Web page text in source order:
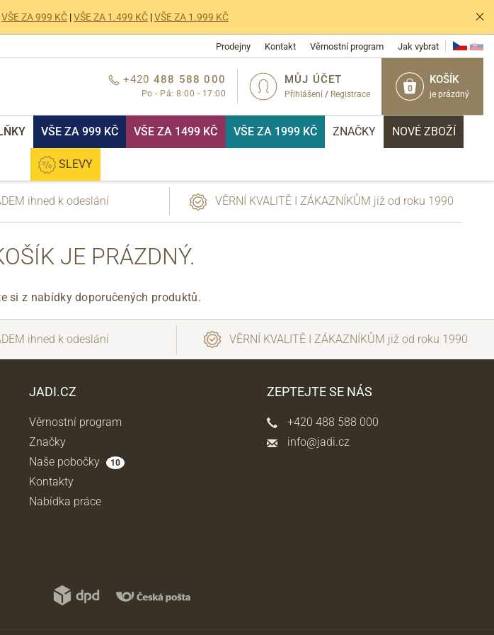
VŠE ZA 999 KČ |VŠE ZA 1.499 KČ |VŠE ZA 1.999 KČ
Prodejny Kontakt Věrnostní program Jak vybrat
0
KOŠÍK
je prázdný
MŮJ ÚČET
Přihlášení / Registrace
+420 488 588 000
Po - Pá: 8:00 - 17:00
VŠE ZA 999 KČ VŠE ZA 1499 KČ VŠE ZA 1999 KČ ZNAČKY NOVÉ ZBOŽÍ
SLEVY
Přes Seznam
Přes Google
ihned k odeslání VĚRNÍ KVALITĚ I ZÁKAZNÍKŮM již od roku 1990
JE PRÁZDNÝ.
si z nabídky doporučených produktů.
ihned k odeslání VĚRNÍ KVALITĚ I ZÁKAZNÍKŮM již od roku 1990
JADI.CZ
Věrnostní program
Značky
Naše pobočky
10
Kontakty
Nabídka práce
ZEPTEJTE SE NÁS
+420 488 588 000
info@jadi.cz